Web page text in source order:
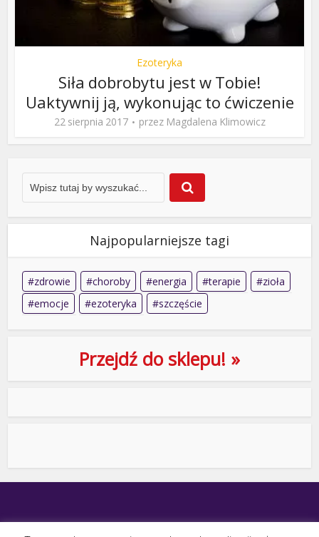
Ezoteryka
Siła dobrobytu jest w Tobie!
Uaktywnij ją, wykonując to ćwiczenie
22 sierpnia 2017 przez Magdalena Klimowicz
Najpopularniejsze tagi
zdrowie choroby energia terapie
zioła
emocje
ezoteryka szczęście
Przejdź do sklepu! »